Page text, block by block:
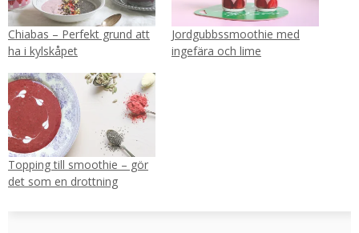
Chiabas – Perfekt grund att
ha i kylskåpet
Jordgubbssmoothie med
ingefära och lime
Topping till smoothie – gör
det som en drottning